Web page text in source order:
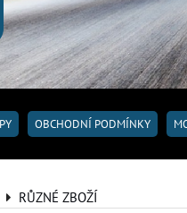
OBCHODNÍ PODMÍNKY
RŮZNÉ ZBOŽÍ